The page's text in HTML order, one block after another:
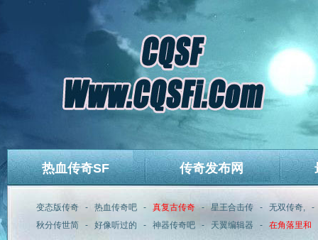
热血传奇SF 传奇发布网
变态版传奇 - 热血传奇吧 - 真复古传奇 - 星王合击传 - 无双传奇,
-
秋分传世简
- 好像听过的 - 神器传奇吧 - 天翼编辑器 - 在角落里和